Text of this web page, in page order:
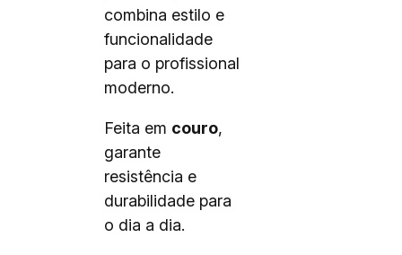
combina estilo e
funcionalidade
para o profissional
moderno.
Feita em couro,
garante
resistência e
durabilidade para
o dia a dia.